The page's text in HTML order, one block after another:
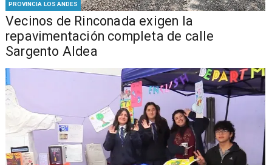
PROVINCIA LOS ANDES
Vecinos de Rinconada exigen la
repavimentación completa de calle
Sargento Aldea